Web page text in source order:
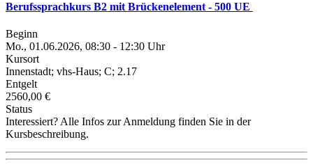
Berufssprachkurs B2 mit Brückenelement - 500 UE
Beginn
Mo., 01.06.2026, 08:30 - 12:30 Uhr
Kursort
Innenstadt; vhs-Haus; C; 2.17
Entgelt
2560,00 €
Status
Interessiert? Alle Infos zur Anmeldung finden Sie in der
Kursbeschreibung.